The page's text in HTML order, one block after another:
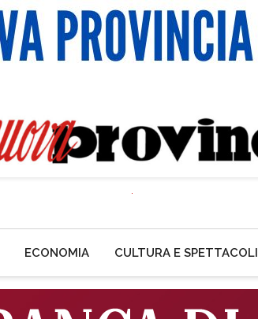
ECONOMIA CULTURA E SPETTACOLI